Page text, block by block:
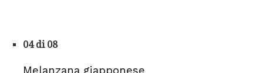
04 di 08